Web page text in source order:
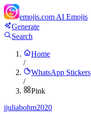
emojis.com AI Emojis
Generate
Search
Home
/
WhatsApp Stickers
/
Pink
jjuliabohm2020